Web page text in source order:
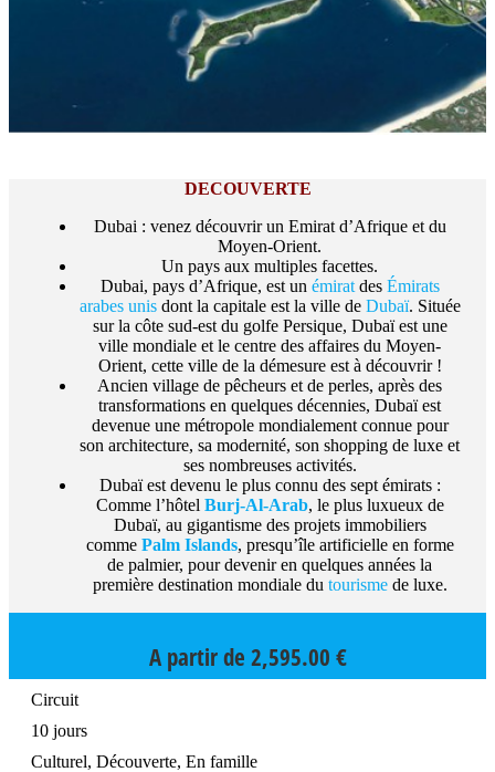
DECOUVERTE
Dubai : venez découvrir un Emirat d’Afrique et du
Moyen-Orient.
Un pays aux multiples facettes.
Dubai, pays d’Afrique, est un émiratdes Émirats
arabes unisdont la capitale est la ville de Dubaï. Située
sur la côte sud-est du golfe Persique, Dubaï est une
ville mondiale et le centre des affaires du Moyen-
Orient, cette ville de la démesure est à découvrir !
Ancien village de pêcheurs et de perles, après des
transformations en quelques décennies, Dubaï est
devenue une métropole mondialement connue pour
son architecture, sa modernité, son shopping de luxe et
ses nombreuses activités.
Dubaï est devenu le plus connu des sept émirats :
Comme l’hôtel Burj-Al-Arab, le plus luxueux de
Dubaï, au gigantisme des projets immobiliers
comme Palm Islands, presqu’île artificielle en forme
de palmier, pour devenir en quelques années la
première destination mondiale du tourismede luxe.
A partir de 2,595.00 €
Circuit
10 jours
Culturel, Découverte, En famille